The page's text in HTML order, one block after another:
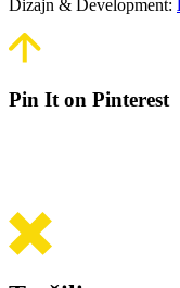
Dizajn & Development:
Pin It on Pinterest